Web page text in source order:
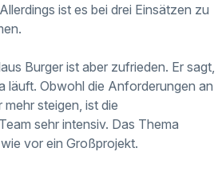
ist es bei drei Einsätzen zu
Burger ist aber zufrieden. Er sagt,
läuft. Obwohl die Anforderungen an
mehr steigen, ist die
sehr intensiv. Das Thema
vor ein Großprojekt.